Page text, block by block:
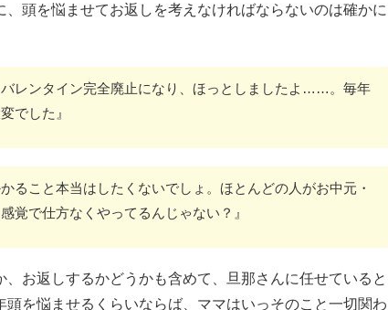
、頭を悩ませてお返しを考えなければならないのは確かに
バレンタイン完全廃止になり、ほっとしましたよ……。毎年
でした』
ること本当はしたくないでしょ。ほとんどの人がお中元・
覚で仕方なくやってるんじゃない？』
、お返しするかどうかも含めて、旦那さんに任せていると
頭を悩ませるくらいならば、ママはいっそのこと一切関わ